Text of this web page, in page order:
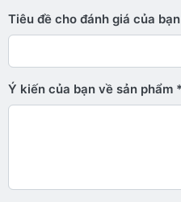
Tiêu đề cho đánh giá của bạn
Ý kiến ​​của bạn về sản phẩm